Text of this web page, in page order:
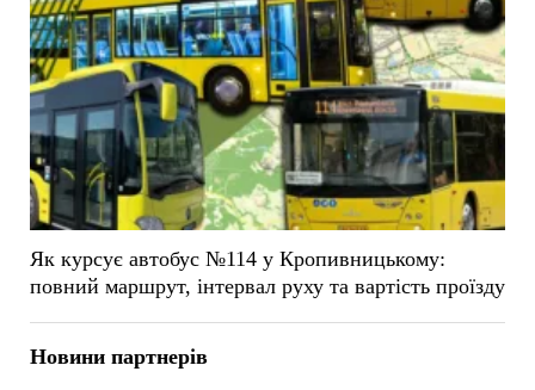
Як курсує автобус №114 у Кропивницькому:
повний маршрут, інтервал руху та вартість проїзду
Новини партнерів